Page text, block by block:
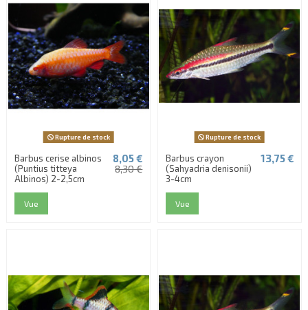
Rupture de stock
Barbus cerise albinos
(Puntius titteya
Albinos) 2-2,5cm
8,05 €
8,30 €
Vue
Rupture de stock
Barbus crayon
(Sahyadria denisonii)
3-4cm
13,75 €
Vue